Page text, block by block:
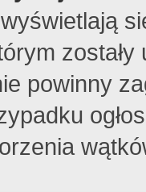
powinny